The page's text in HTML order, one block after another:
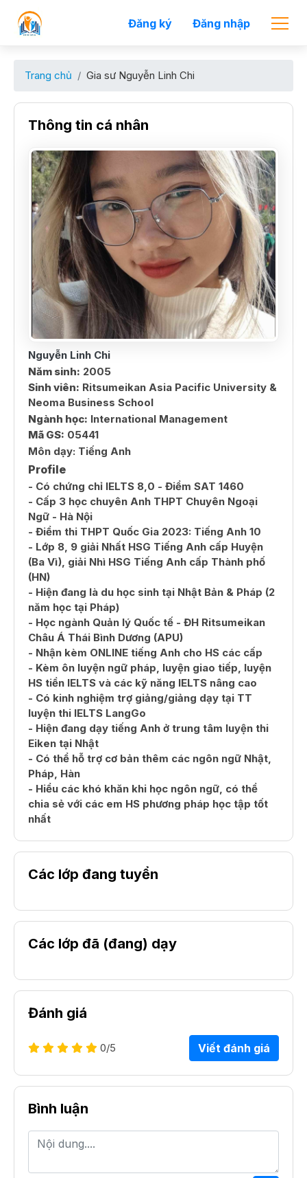
Đăng ký Đăng nhập
Trang chủ Gia sư Nguyễn Linh Chi
Thông tin cá nhân
Nguyễn Linh Chi
Năm sinh: 2005
Sinh viên: Ritsumeikan Asia Pacific University &
Neoma Business School
Ngành học: International Management
Mã GS: 05441
Môn dạy: Tiếng Anh
Profile
- Có chứng chỉ IELTS 8,0 - Điểm SAT 1460
- Cấp 3 học chuyên Anh THPT Chuyên Ngoại
Ngữ - Hà Nội
- Điểm thi THPT Quốc Gia 2023: Tiếng Anh 10
- Lớp 8, 9 giải Nhất HSG Tiếng Anh cấp Huyện
(Ba Vì), giải Nhì HSG Tiếng Anh cấp Thành phố
(HN)
- Hiện đang là du học sinh tại Nhật Bản & Pháp (2
năm học tại Pháp)
- Học ngành Quản lý Quốc tế - ĐH Ritsumeikan
Châu Á Thái Bình Dương (APU)
- Nhận kèm ONLINE tiếng Anh cho HS các cấp
- Kèm ôn luyện ngữ pháp, luyện giao tiếp, luyện
HS tiền IELTS và các kỹ năng IELTS nâng cao
- Có kinh nghiệm trợ giảng/giảng dạy tại TT
luyện thi IELTS LangGo
- Hiện đang dạy tiếng Anh ở trung tâm luyện thi
Eiken tại Nhật
- Có thể hỗ trợ cơ bản thêm các ngôn ngữ Nhật,
Pháp, Hàn
- Hiểu các khó khăn khi học ngôn ngữ, có thể
chia sẻ với các em HS phương pháp học tập tốt
nhất
Các lớp đang tuyển
Các lớp đã (đang) dạy
Đánh giá
0/5 Viết đánh giá
Bình luận